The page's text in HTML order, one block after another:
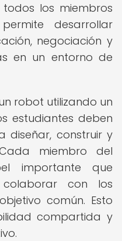
los miembros
desarrollar
negociación y
en un entorno de
robot utilizando un
estudiantes deben
diseñar, construir y
miembro del
importante que
con los
común. Esto
compartida y